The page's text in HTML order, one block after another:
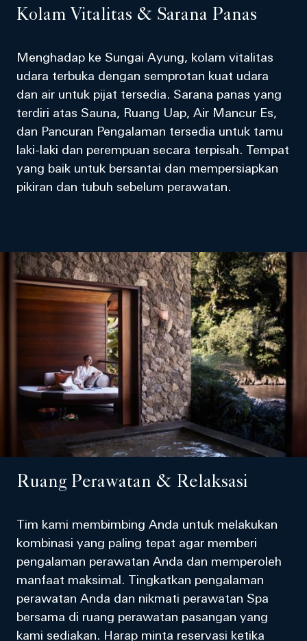
Kolam Vitalitas & Sarana Panas
Menghadap ke Sungai Ayung, kolam vitalitas
udara terbuka dengan semprotan kuat udara
dan air untuk pijat tersedia. Sarana panas yang
terdiri atas Sauna, Ruang Uap, Air Mancur Es,
dan Pancuran Pengalaman tersedia untuk tamu
laki-laki dan perempuan secara terpisah. Tempat
yang baik untuk bersantai dan mempersiapkan
pikiran dan tubuh sebelum perawatan.
Ruang Perawatan & Relaksasi
Tim kami membimbing Anda untuk melakukan
kombinasi yang paling tepat agar memberi
pengalaman perawatan Anda dan memperoleh
manfaat maksimal. Tingkatkan pengalaman
perawatan Anda dan nikmati perawatan Spa
bersama di ruang perawatan pasangan yang
kami sediakan. Harap minta reservasi ketika